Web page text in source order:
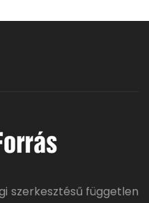
szerkesztésű független